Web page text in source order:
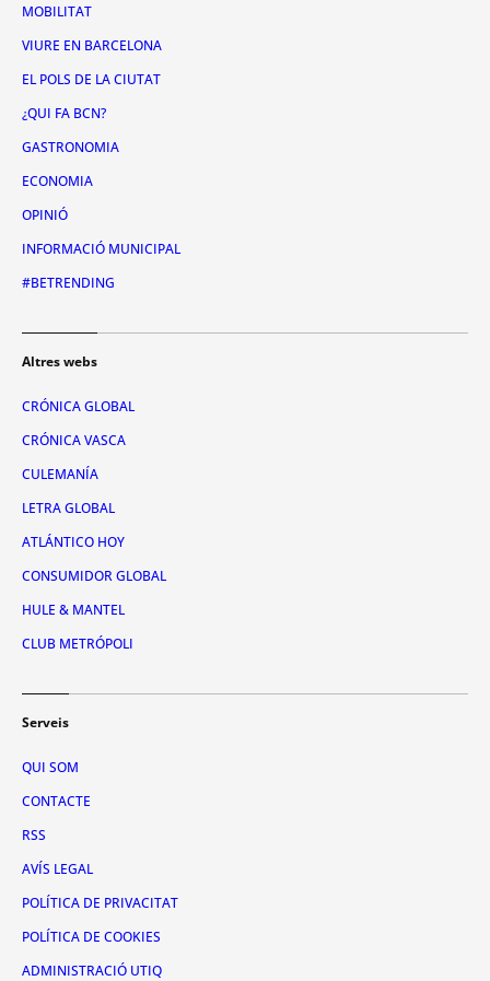
MOBILITAT
VIURE EN BARCELONA
EL POLS DE LA CIUTAT
¿QUI FA BCN?
GASTRONOMIA
ECONOMIA
OPINIÓ
INFORMACIÓ MUNICIPAL
#BETRENDING
Altres webs
CRÓNICA GLOBAL
CRÓNICA VASCA
CULEMANÍA
LETRA GLOBAL
ATLÁNTICO HOY
CONSUMIDOR GLOBAL
HULE & MANTEL
CLUB METRÓPOLI
Serveis
QUI SOM
CONTACTE
RSS
AVÍS LEGAL
POLÍTICA DE PRIVACITAT
POLÍTICA DE COOKIES
ADMINISTRACIÓ UTIQ